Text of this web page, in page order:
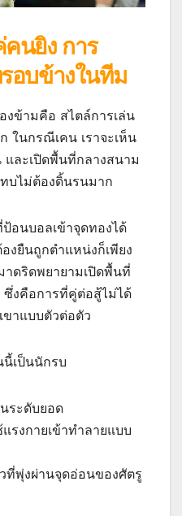
นยิง การ
อบข้างในทีม
ข้ามคือ สไตล์การเล่น
ในกรณีเคน เราจะเห็น
และเปิดพื้นที่กลางสนาม
บไม่ต้องดิ้นรนมาก
นบอลเข้าจุดทองได้
งยืนถูกตำแหน่งก็เพียง
ดริดพยายามเปิดพื้นที่
ซึ่งคือการที่คู่ต่อสู้ไม่ได้
ขาแบบตัวต่อตัว
เป็นนักรบ
ระดับยอด
รงกายเข้าทำลายแบบ
ที่พุ่งผ่านจุดอ่อนของศัตรู